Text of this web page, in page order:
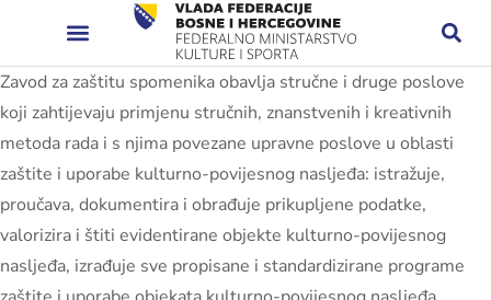
Zavod za zaštitu spomenika obavlja stručne i druge poslove
koji zahtijevaju primjenu stručnih, znanstvenih i kreativnih
metoda rada i s njima povezane upravne poslove u oblasti
zaštite i uporabe kulturno-povijesnog nasljeđa: istražuje,
proučava, dokumentira i obrađuje prikupljene podatke,
valorizira i štiti evidentirane objekte kulturno-povijesnog
nasljeđa, izrađuje sve propisane i standardizirane programe